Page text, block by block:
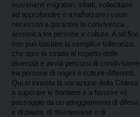
movimenti migratori, infatti, sollecitano
ad approfondire e a rafforzare i valori
necessari a garantire la convivenza
armonica tra persone e culture. A tal fine
non può bastare la semplice tolleranza,
che apre la strada al rispetto delle
diversità e avvia percorsi di condivisione
tra persone di origini e culture differenti.
Qui si innesta la vocazione della Chiesa
a superare le frontiere e a favorire «il
passaggio da un atteggiamento di difesa
e di paura, di disinteresse o di